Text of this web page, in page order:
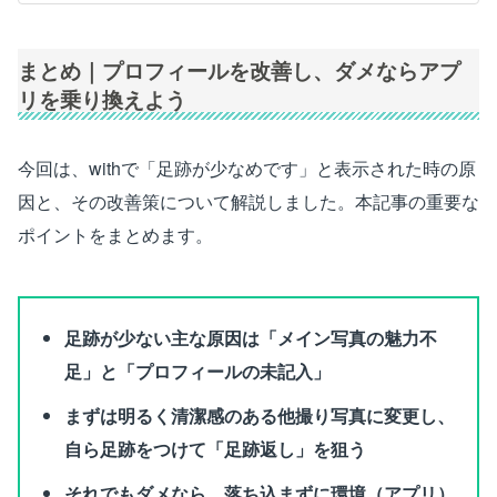
まとめ｜プロフィールを改善し、ダメならアプ
リを乗り換えよう
今回は、withで「足跡が少なめです」と表示された時の原
因と、その改善策について解説しました。本記事の重要な
ポイントをまとめます。
足跡が少ない主な原因は「メイン写真の魅力不
足」と「プロフィールの未記入」
まずは明るく清潔感のある他撮り写真に変更し、
自ら足跡をつけて「足跡返し」を狙う